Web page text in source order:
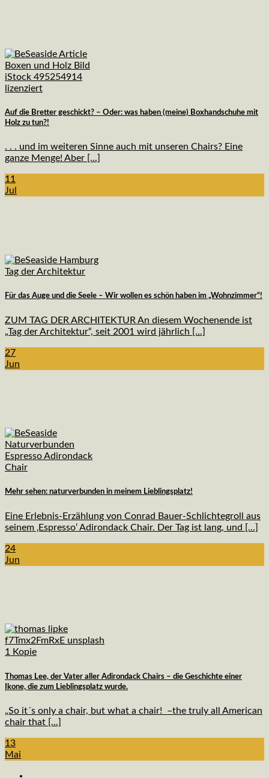
Auf die Bretter geschickt? – Oder: was haben (meine) Boxhandschuhe mit
Holz zu tun?!
. . . und im weiteren Sinne auch mit unseren Chairs? Eine
ganze Menge! Aber [...]
11
Jul
Für das Auge und die Seele – Wir wollen es schön haben im „Wohnzimmer“!
ZUM TAG DER ARCHITEKTUR An diesem Wochenende ist
„Tag der Architektur“, seit 2001 wird jährlich [...]
27
Jun
Mehr sehen: naturverbunden in meinem Lieblingsplatz!
Eine Erlebnis-Erzählung von Conrad Bauer-Schlichtegroll aus
seinem ‚Espresso‘ Adirondack Chair. Der Tag ist lang, und [...]
24
Jun
Thomas Lee, der Vater aller Adirondack Chairs – die Geschichte einer
Ikone, die zum Lieblingsplatz wurde.
„So it´s only a chair, but what a chair! –the truly all American
chair that [...]
13
Mai